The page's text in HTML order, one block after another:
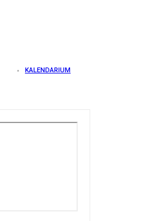
KALENDARIUM